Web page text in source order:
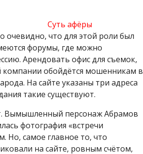
Суть афёры
очевидно, что для этой роли был
форумы, где можно
Арендовать офис для съемок,
компании обойдётся мошенникам в
На сайте указаны три адреса
такие существуют.
Вымышленный персонаж Абрамов
фотография «встречи
Но, самое главное то, что
на сайте, ровным счётом,